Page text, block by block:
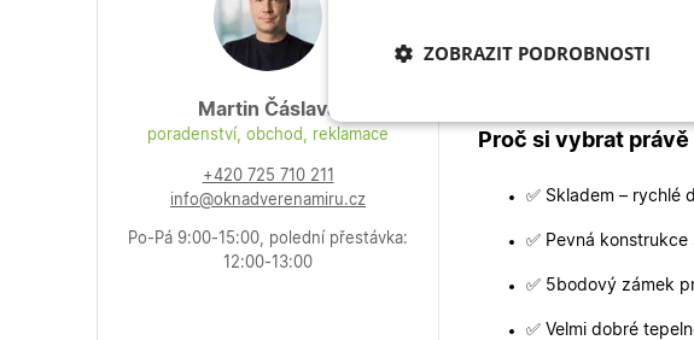
Dveře máme skladem a
Proč si vybrat
✅ Skladem – rychlé
✅ Pevná
✅ 5bodový zámek
✅ Velmi dobré
Martin Čáslava
poradenství, obchod, reklamace
+420 725 710 211
info@oknadverenamiru.cz
Po-Pá 9:00-15:00, polední přestávka:
12:00-13:00
ZOBRAZIT PODROBNOSTI
Nezbytně nutné
cookies